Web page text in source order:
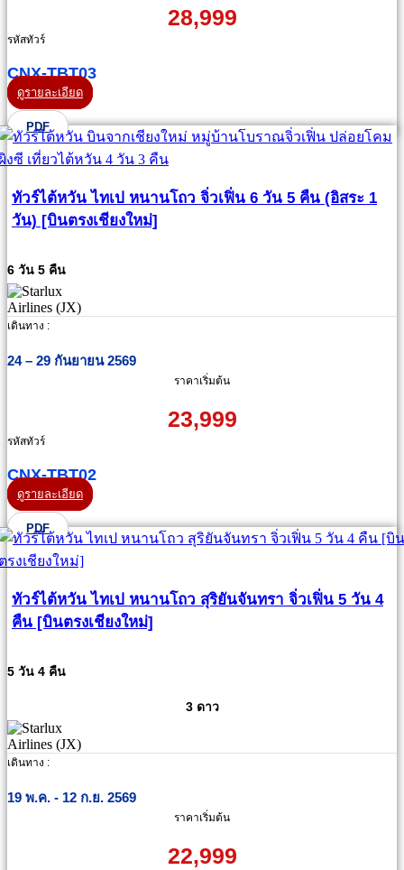
28,999
รหัสทัวร์
CNX-TBT03
ดูรายละเอียด
PDF
ทัวร์ไต้หวัน ไทเป หนานโถว จิ่วเฟิ่น 6 วัน 5 คืน (อิสระ 1
วัน) [บินตรงเชียงใหม่]
6 วัน 5 คืน
เดินทาง :
24 – 29 กันยายน 2569
ราคาเริ่มต้น
23,999
รหัสทัวร์
CNX-TBT02
ดูรายละเอียด
PDF
ทัวร์ไต้หวัน ไทเป หนานโถว สุริยันจันทรา จิ่วเฟิ่น 5 วัน 4
คืน [บินตรงเชียงใหม่]
5 วัน 4 คืน
3 ดาว
เดินทาง :
19 พ.ค. - 12 ก.ย. 2569
ราคาเริ่มต้น
22,999